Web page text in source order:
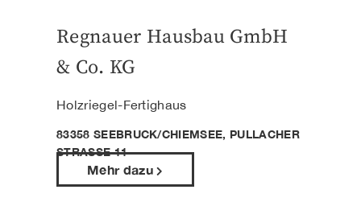
Regnauer Hausbau GmbH
& Co. KG
Holzriegel-Fertighaus
83358 SEEBRUCK/CHIEMSEE, PULLACHER
STRASSE 11
Mehr dazu